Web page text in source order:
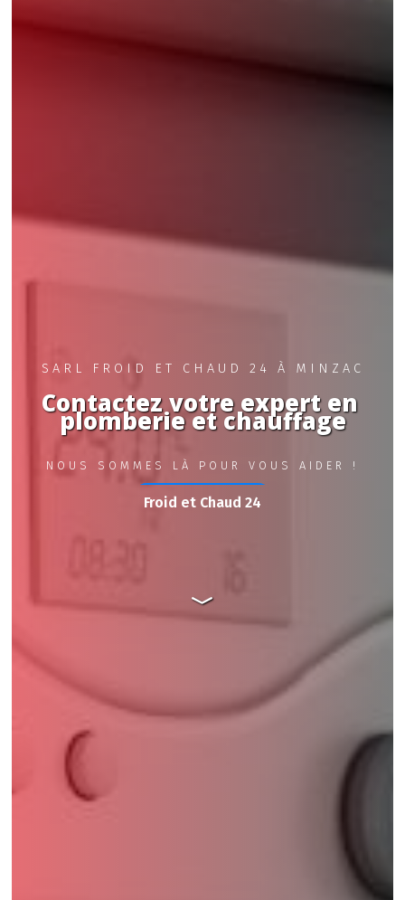
SARL FROID ET CHAUD 24 À MINZAC
Contactez votre expert en
plomberie et chauffage
NOUS SOMMES LÀ POUR VOUS AIDER !
Froid et Chaud 24